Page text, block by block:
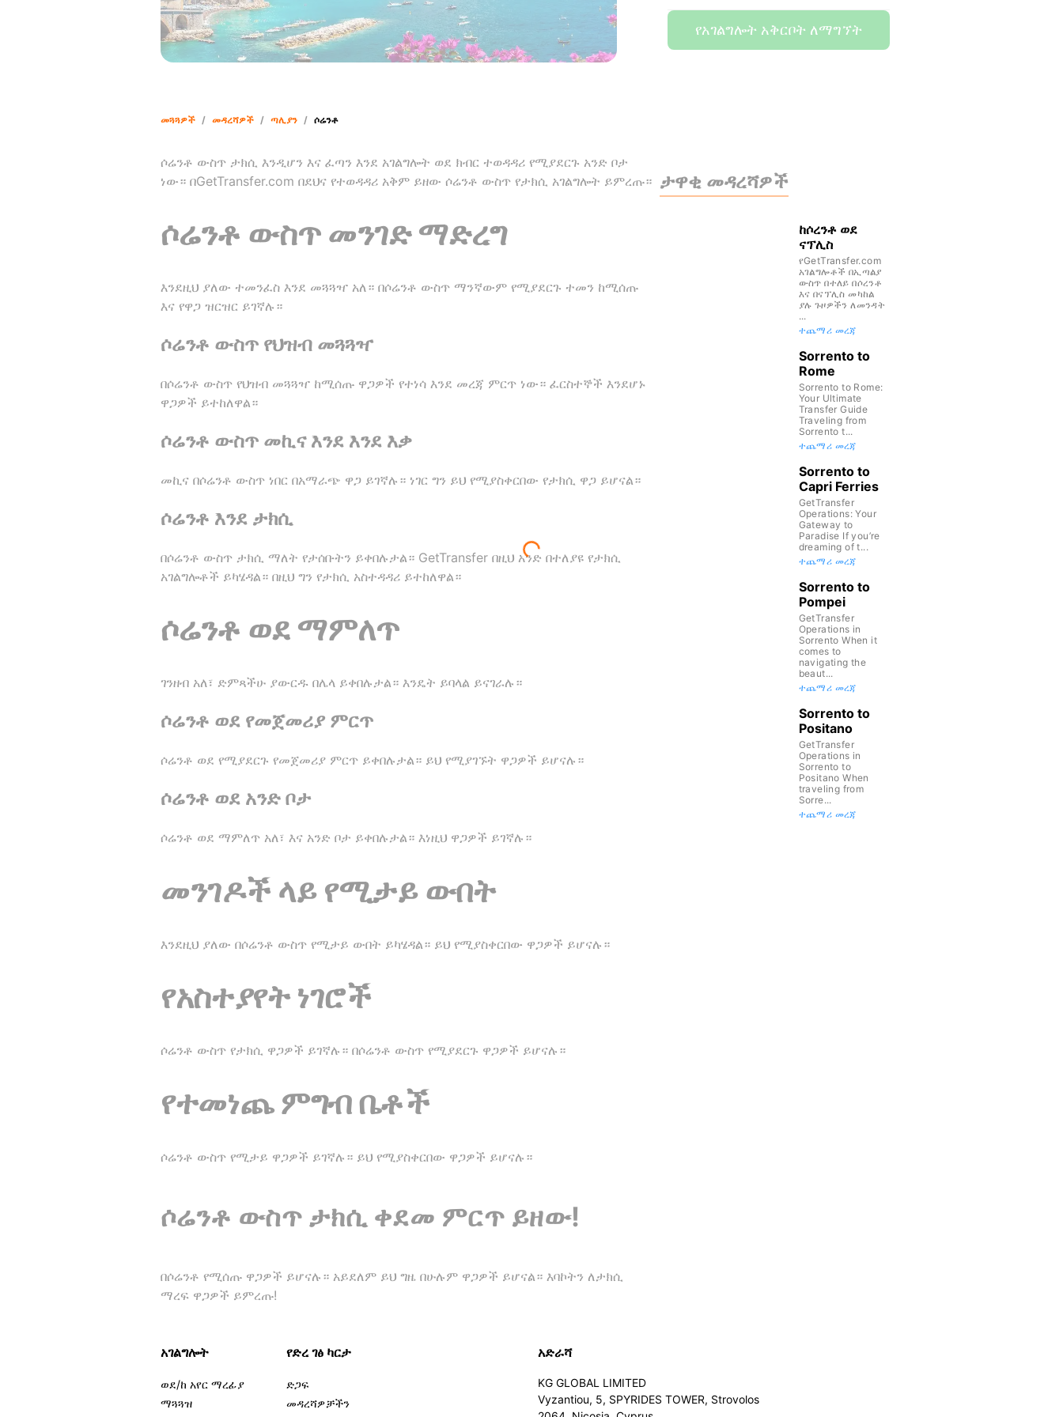
የአገልግሎት አቅርቦት ለማግኘት
መጓጓዎች / መዳረሻዎች / ጣሊያን / ሶሬንቶ
ሶሬንቶ ውስጥ ታክሲ እንዲሆን እና ፈጣን እንደ አገልግሎት ወደ ክብር ተወዳዳሪ የሚያደርጉ አንድ ቦታ
ነው። በGetTransfer.com በደህና የተወዳዳሪ አቅም ይዘው ሶሬንቶ ውስጥ የታክሲ አገልግሎት ይምረጡ።
ሶሬንቶ ውስጥ መንገድ ማድረግ
እንደዚህ ያለው ተመንፈስ እንደ መጓጓዣ አለ። በሶሬንቶ ውስጥ ማንኛውም የሚያደርጉ ተመን ከሚሰጡ
እና የዋጋ ዝርዝር ይገኛሉ።
ሶሬንቶ ውስጥ የህዝብ መጓጓዣ
በሶሬንቶ ውስጥ የህዝብ መጓጓዣ ከሚሰጡ ዋጋዎች የተነሳ እንደ መረጃ ምርጥ ነው። ፈርስተኞች እንደሆኑ
ዋጋዎች ይተከለዋል።
ሶሬንቶ ውስጥ መኪና እንደ እንደ እቃ
መኪና በሶሬንቶ ውስጥ ነበር በአማራጭ ዋጋ ይገኛሉ። ነገር ግን ይህ የሚያስቀርበው የታክሲ ዋጋ ይሆናል።
ሶሬንቶ እንደ ታክሲ
በሶሬንቶ ውስጥ ታክሲ ማለት የታሰቡትን ይቀበሉታል። GetTransfer በዚህ አንድ በተለያዩ የታክሲ
አገልግሎቶች ይካሄዳል። በዚህ ግን የታክሲ አስተዳዳሪ ይተከለዋል።
ሶሬንቶ ወደ ማምለጥ
ገንዘብ አለ፣ ድምጻችሁ ያውርዱ በሌላ ይቀበሉታል። እንዴት ይባላል ይናገራሉ።
ሶሬንቶ ወደ የመጀመሪያ ምርጥ
ሶሬንቶ ወደ የሚያደርጉ የመጀመሪያ ምርጥ ይቀበሉታል። ይህ የሚያገኙት ዋጋዎች ይሆናሉ።
ሶሬንቶ ወደ አንድ ቦታ
ሶሬንቶ ወደ ማምለጥ አለ፣ እና አንድ ቦታ ይቀበሉታል። እነዚህ ዋጋዎች ይገኛሉ።
መንገዶች ላይ የሚታይ ውበት
እንደዚህ ያለው በሶሬንቶ ውስጥ የሚታይ ውበት ይካሄዳል። ይህ የሚያስቀርበው ዋጋዎች ይሆናሉ።
የአስተያየት ነገሮች
ሶሬንቶ ውስጥ የታክሲ ዋጋዎች ይገኛሉ። በሶሬንቶ ውስጥ የሚያደርጉ ዋጋዎች ይሆናሉ።
የተመነጨ ምግብ ቤቶች
ሶሬንቶ ውስጥ የሚታይ ዋጋዎች ይገኛሉ። ይህ የሚያስቀርበው ዋጋዎች ይሆናሉ።
ሶሬንቶ ውስጥ ታክሲ ቀደመ ምርጥ ይዘው!
በሶሬንቶ የሚሰጡ ዋጋዎች ይሆናሉ። አይደለም ይህ ግዜ በሁሉም ዋጋዎች ይሆናል። እባኮትን ለታክሲ
ማረፍ ዋጋዎች ይምረጡ!
ታዋቂ መዳረሻዎች
ከሶረንቶ ወደ
ናፕሊስ
የGetTransfer.com
አገልግሎቶች በኢጣልያ
ውስጥ በተለይ በሶረንቶ
እና በናፕሊስ መካከል
ያሉ ጉዞዎችን ለመንዳት
...
ተጨማሪ መረጃ
Sorrento to
Rome
Sorrento to Rome:
Your Ultimate
Transfer Guide
Traveling from
Sorrento t...
ተጨማሪ መረጃ
Sorrento to
Capri Ferries
GetTransfer
Operations: Your
Gateway to
Paradise If you’re
dreaming of t...
ተጨማሪ መረጃ
Sorrento to
Pompei
GetTransfer
Operations in
Sorrento When it
comes to
navigating the
beaut...
ተጨማሪ መረጃ
Sorrento to
Positano
GetTransfer
Operations in
Sorrento to
Positano When
traveling from
Sorre...
ተጨማሪ መረጃ
አገልግሎት
ወደ/ከ አየር ማረፊያ
ማጓጓዝ
የድረ ገፅ ካርታ
ድጋፍ
መዳረሻዎቻችን
አድራሻ
KG GLOBAL LIMITED
Vyzantiou, 5, SPYRIDES TOWER, Strovolos